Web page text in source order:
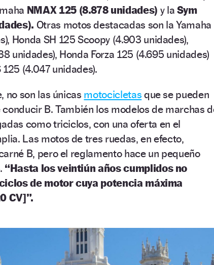
NMAX 125 (8.878 unidades) y la Sym
Otras motos destacadas son la Yamaha
Honda SH 125 Scoopy (4.903 unidades),
unidades), Honda Forza 125 (4.695 unidades)
(4.047 unidades).
no son las únicas motocicletas que se pueden
B. También los modelos de marchas
como triciclos, con una oferta en el
Las motos de tres ruedas, en efecto,
B, pero el reglamento hace un pequeño
“Hasta los veintiún años cumplidos no
de motor cuya potencia máxima
CV]”.